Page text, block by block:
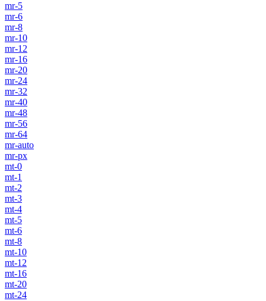
mr-5
mr-6
mr-8
mr-10
mr-12
mr-16
mr-20
mr-24
mr-32
mr-40
mr-48
mr-56
mr-64
mr-auto
mr-px
mt-0
mt-1
mt-2
mt-3
mt-4
mt-5
mt-6
mt-8
mt-10
mt-12
mt-16
mt-20
mt-24